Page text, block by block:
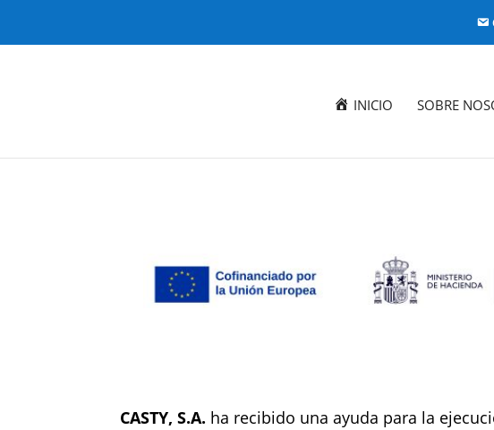
INICIO SOBRE
CASTY, S.A. ha recibido una ayuda para la